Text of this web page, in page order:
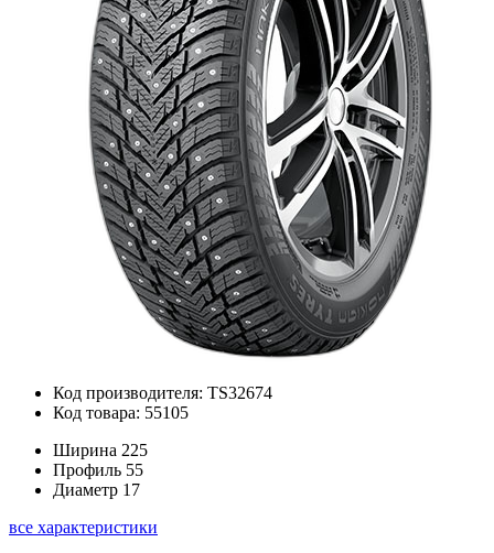
Код производителя: TS32674
Код товара: 55105
Ширина 225
Профиль 55
Диаметр 17
все характеристики